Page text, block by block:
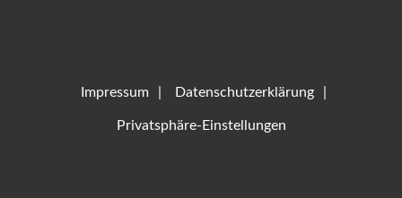
Impressum Datenschutzerklärung
Privatsphäre-Einstellungen